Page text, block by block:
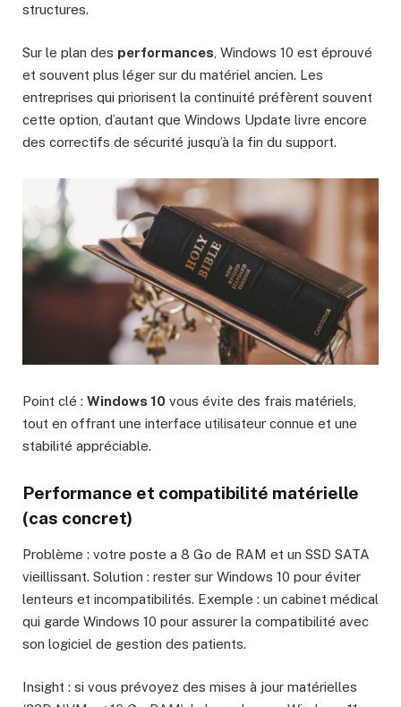
structures.
Sur le plan des performances , Windows 10 est éprouvé
et souvent plus léger sur du matériel ancien. Les
entreprises qui priorisent la continuité préfèrent souvent
cette option, d’autant que Windows Update livre encore
des correctifs de sécurité jusqu’à la fin du support.
Point clé : Windows 10 vous évite des frais matériels,
tout en offrant une interface utilisateur connue et une
stabilité appréciable.
Performance et compatibilité matérielle
(cas concret)
Problème : votre poste a 8 Go de RAM et un SSD SATA
vieillissant. Solution : rester sur Windows 10 pour éviter
lenteurs et incompatibilités. Exemple : un cabinet médical
qui garde Windows 10 pour assurer la compatibilité avec
son logiciel de gestion des patients.
Insight : si vous prévoyez des mises à jour matérielles